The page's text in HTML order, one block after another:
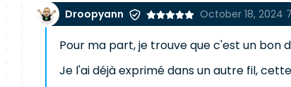
Droopyann October 18, 2024
Pour ma part, je trouve que c'est un bon
Je l'ai déjà exprimé dans un autre fil,